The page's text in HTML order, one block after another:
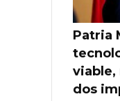
Patria
viable,
dos